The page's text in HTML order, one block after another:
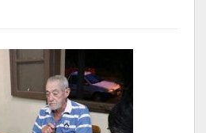
Nossa Senhora da Assunção
de Linha Glória